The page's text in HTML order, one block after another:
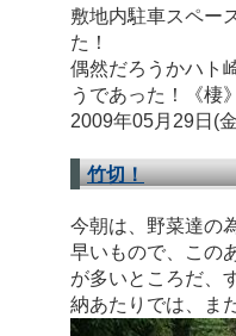
敷地内駐車スペー
た！
偶然だろうかハト
うであった！《棲
2009年05月29日(
竹切！
今朝は、野菜達の
早いもので、この
が多いところだ、
納あたりでは、ま